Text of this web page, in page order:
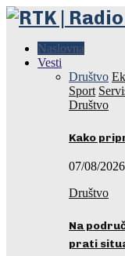
Naslovna
Vesti
Društvo
Sport
Društvo
Kako
07/08/
Društvo
Na
prati